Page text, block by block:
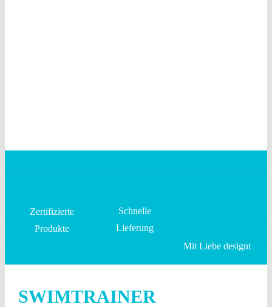
Zertifizierte
Produkte
Schnelle
Lieferung
Mit Liebe designt
SWIMTRAINER